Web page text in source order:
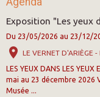
Exposition "Les yeux
Du 23/05/2026 au 23/12/
LE VERNET D'ARIÈGE -
LES YEUX DANS LES
mai au 23 décembre 2026
Musée ...